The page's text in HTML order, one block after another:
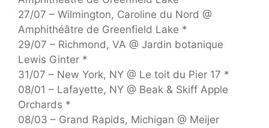
27/07 – Wilmington, Caroline du Nord @
Amphithéâtre de Greenfield Lake *
29/07 – Richmond, VA @ Jardin botanique
Lewis Ginter *
31/07 – New York, NY @ Le toit du Pier 17 *
08/01 – Lafayette, NY @ Beak & Skiff Apple
Orchards *
08/03 – Grand Rapids, Michigan @ Meijer